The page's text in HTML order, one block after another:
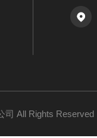
司 All Rights